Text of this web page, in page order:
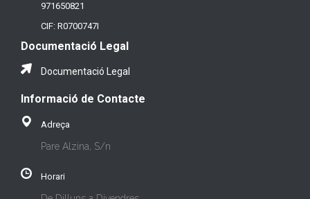
971650821
CIF: R0700747I
Documentació Legal
Documentació Legal
Informació de Contacte
Adreça
Pare Alzina, S/n
Horari